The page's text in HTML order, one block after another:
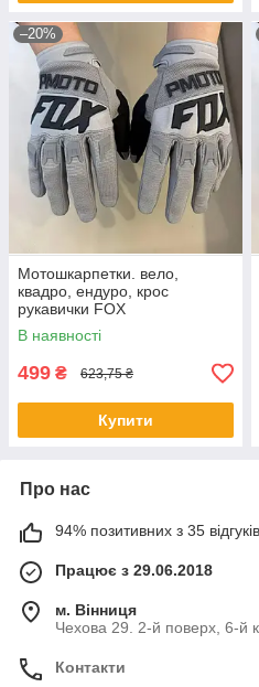
–20%
Мотошкарпетки. вело,
квадро, ендуро, крос
рукавички FOX
В наявності
499 ₴ 623,75 ₴
Купити
Про нас
94% позитивних з 35
Працює з 29.06.2018
м. Вінниця
Чехова 29. 2-й поверх, 6-й
Контакти